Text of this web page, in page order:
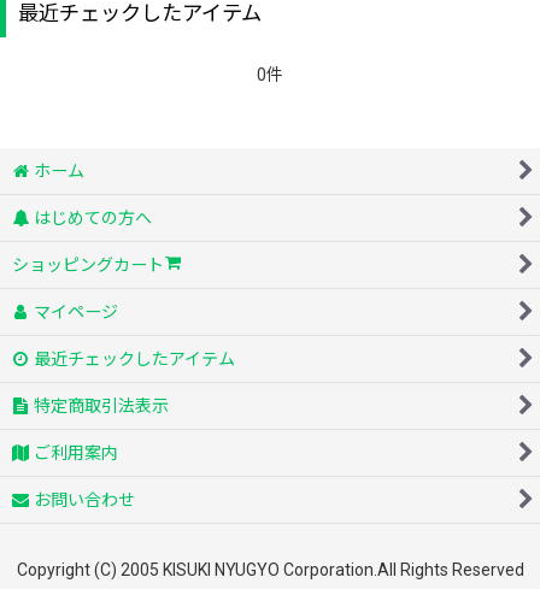
100円~199円
400円~499円
500円~599円
600円~999円
最近チェックしたアイテム
0件
ホーム
はじめての方へ
ショッピングカート
マイページ
最近チェックしたアイテム
特定商取引法表示
ご利用案内
お問い合わせ
Copyright (C) 2005 KISUKI NYUGYO Corporation.All Rights Reserved